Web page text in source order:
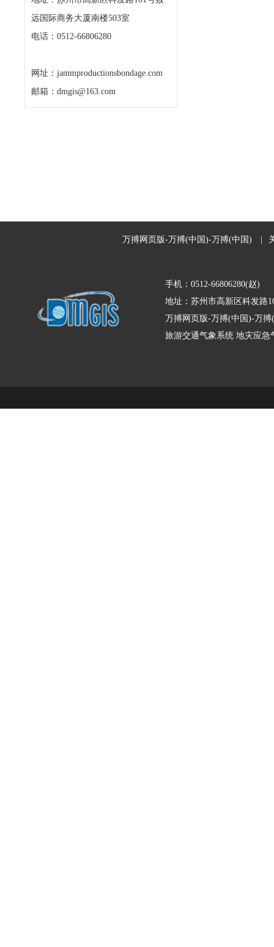
远国际商务大厦南楼503室
电话：0512-66806280
网址：jammproductionsbondage.com
邮箱：dmgis@163.com
万搏网页版-万搏(中国)-万搏(中国)
手机：0512-66806280(赵)
地址：苏州市高新区科发路
万搏网页版-万搏(中国)-万
旅游交通气象系统 地灾应急